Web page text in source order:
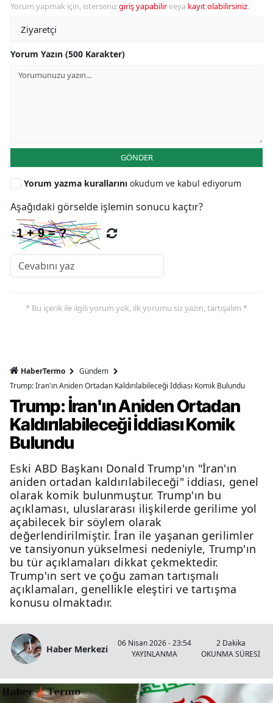
Yorum yapmak için, istersenizgiriş yapabilirveya kayıt olabilirsiniz.
Yorum Yazın (500 Karakter)
GÖNDER
Yorum yazma kurallarını okudum ve kabul ediyorum
Aşağıdaki görselde işlemin sonucu kaçtır?
* Bu içerik ile ilgili yorum yok, ilk yorumu siz yazın, tartışalım *
HaberTermo
Gündem
Trump: İran'ın Aniden Ortadan Kaldırılabileceği İddiası Komik Bulundu
Trump: İran'ın Aniden Ortadan
Kaldırılabileceği İddiası Komik
Bulundu
Eski ABD Başkanı Donald Trump'ın "İran'ın
aniden ortadan kaldırılabileceği" iddiası, genel
olarak komik bulunmuştur. Trump'ın bu
açıklaması, uluslararası ilişkilerde gerilime yol
açabilecek bir söylem olarak
değerlendirilmiştir. İran ile yaşanan gerilimler
ve tansiyonun yükselmesi nedeniyle, Trump'ın
bu tür açıklamaları dikkat çekmektedir.
Trump'ın sert ve çoğu zaman tartışmalı
açıklamaları, genellikle eleştiri ve tartışma
konusu olmaktadır.
Haber Merkezi
06 Nisan 2026 - 23:54
YAYINLANMA
2 Dakika
OKUNMA SÜRESİ